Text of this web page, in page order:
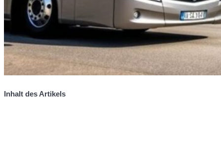
Inhalt des Artikels